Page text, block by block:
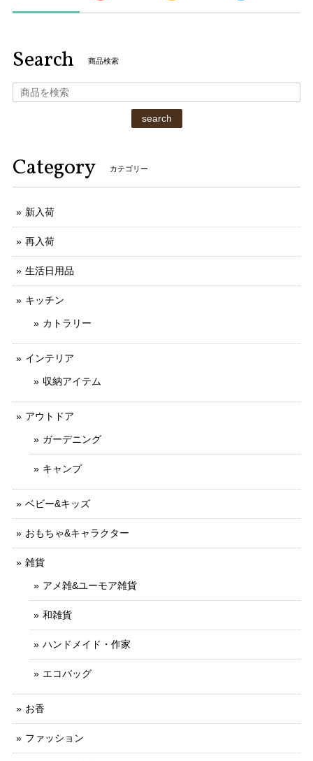
Search 商品検索
search
Category カテゴリー
新入荷
再入荷
生活日用品
キッチン
カトラリー
インテリア
収納アイテム
アウトドア
ガーデニング
キャンプ
ベビー&キッズ
おもちゃ&キャラクター
雑貨
アメ雑&ユーモア雑貨
和雑貨
ハンドメイド・作家
エコバッグ
お香
ファッション